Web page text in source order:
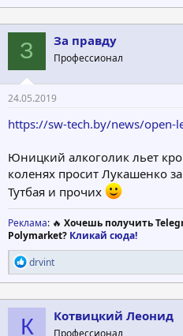
З За правду
Профессионал
24.05.2019
https://sw-tech.by/news/open-
Юницкий алкоголик льет
коленях просит Лукашенко
Тутбая и прочих
Реклама: 🔥 Хочешь получить
Polymarket? Кликай сюда!
Р
е
а
к
ц
и
drvint
К Котвицкий Леонид